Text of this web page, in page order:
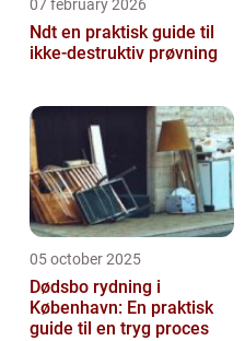
07 february 2026
Ndt en praktisk guide til
ikke-destruktiv prøvning
05 october 2025
Dødsbo rydning i
København: En praktisk
guide til en tryg proces